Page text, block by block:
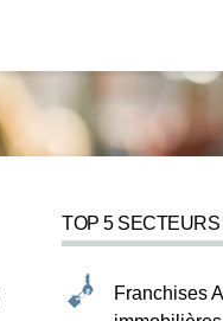
TOP 5
Franchises